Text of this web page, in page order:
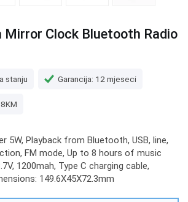
Mirror Clock Bluetooth Radio
stanju Garancija: 12 mjeseci
5W, Playback from Bluetooth, USB, line,
FM mode, Up to 8 hours of music
1200mah, Type C charging cable,
149.6X45X72.3mm